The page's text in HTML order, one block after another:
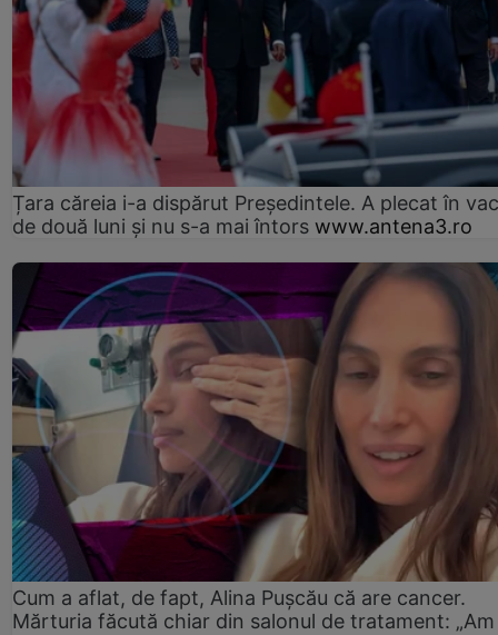
Țara căreia i-a dispărut Președintele. A plecat în
de două luni și nu s-a mai întors www.antena3.ro
Cum a aflat, de fapt, Alina Pușcău că are cancer.
Mărturia făcută chiar din salonul de tratament: